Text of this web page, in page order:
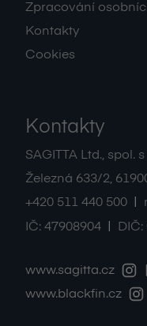
Zpracování
Kontakty
Cookies
Kontakty
SAGITTA Ltd., spol. s
Železná 633/2,
+420 511 440 500
IČ: 47908904 DIČ:
www.sagitta.cz
www.blackfin.cz